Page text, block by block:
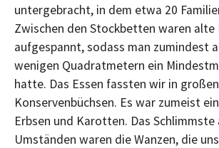
untergebracht, in dem etwa 20
Zwischen den Stockbetten waren alte
aufgespannt, sodass man zumindest
wenigen Quadratmetern ein
hatte. Das Essen fassten wir in
Konservenbüchsen. Es war zumeist
Erbsen und Karotten. Das Schlimmste
Umständen waren die Wanzen, die